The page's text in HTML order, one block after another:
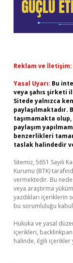
Reklam ve İletişim:
Yasal Uyarı: Bu
veya şahıs şirketi
Sitede yalnızca
taşımamakta
paylaşım
benzerlikleri
taslak halindedir
Sitemiz, 5651 Sayılı
Kurumu (BTK)
vermektedir. Bu
veya araştırma
yazdıkları içeriklerin
bu sorumluluğu kabul
Hukuka ve yasal
içerikleri,
halinde, ilgili içerikler